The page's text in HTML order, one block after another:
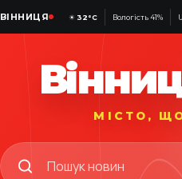
ВІННИЦЯ ☀ 32°C Вологість 41%
МІСТО,